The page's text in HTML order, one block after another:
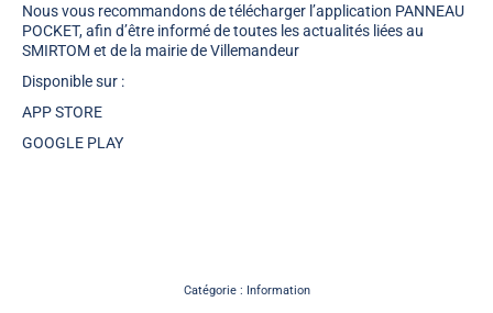
Nous vous recommandons de télécharger l’application PANNEAU
POCKET, afin d’être informé de toutes les actualités liées au
SMIRTOM et de la mairie de Villemandeur
Disponible sur :
APP STORE
GOOGLE PLAY
Catégorie : Information